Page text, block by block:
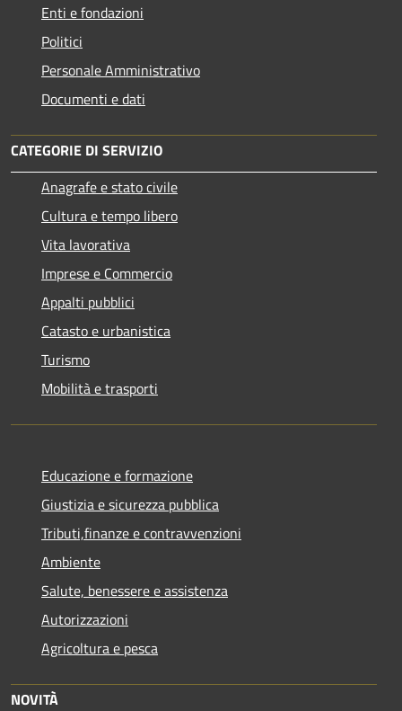
Enti e fondazioni
Politici
Personale Amministrativo
Documenti e dati
CATEGORIE DI SERVIZIO
Anagrafe e stato civile
Cultura e tempo libero
Vita lavorativa
Imprese e Commercio
Appalti pubblici
Catasto e urbanistica
Turismo
Mobilità e trasporti
Educazione e formazione
Giustizia e sicurezza pubblica
Tributi,finanze e contravvenzioni
Ambiente
Salute, benessere e assistenza
Autorizzazioni
Agricoltura e pesca
NOVITÀ